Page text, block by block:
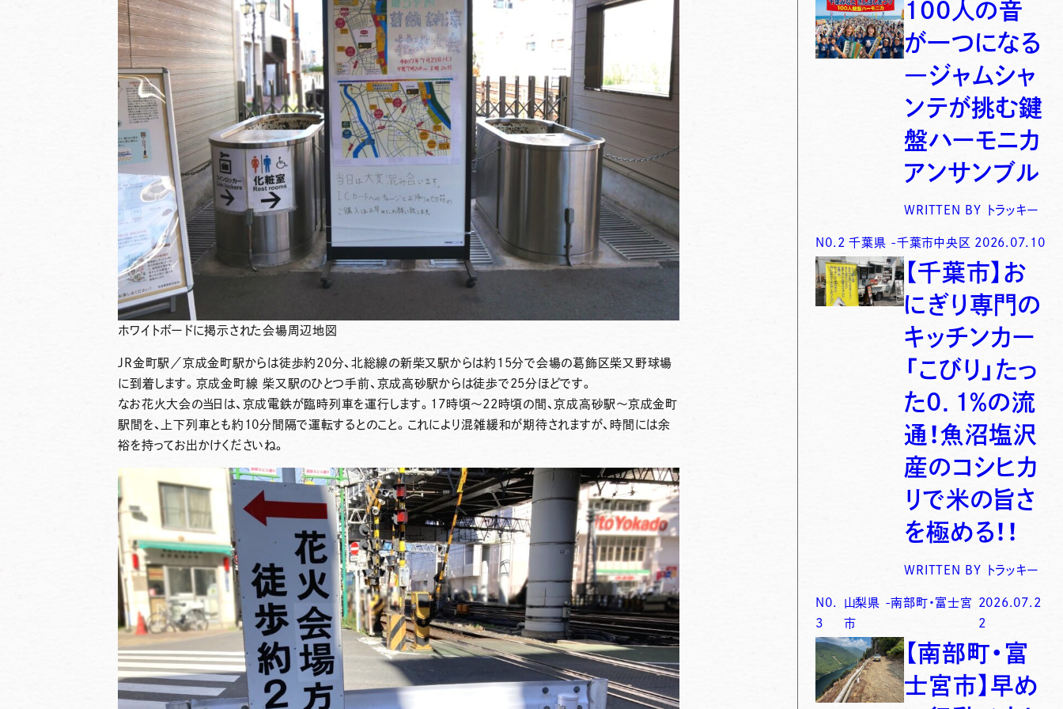
ホワイトボードに掲示された会場周辺地図
JR金町駅／京成金町駅からは徒歩約20分、 北総線の新柴又駅からは約15分で会場の葛飾区柴又野球場
に到着します。京成金町線 柴又駅のひとつ手前、 京成高砂駅からは徒歩で25分ほどです。
なお花火大会の当日は、 京成電鉄が臨時列車を運行します。17時頃～22時頃の間、京成高砂駅～京成金町
駅間を、上下列車とも約10分間隔で運転するとのこと。これにより混雑緩和が期待されますが、時間には余
裕を持ってお出かけくださいね。
100人の音
が一つになる
―ジャムシャ
ンテが挑む鍵
盤ハーモニカ
アンサンブル
WRITTEN BY トラッキー
N0. 2 千葉県 -千葉市中央区 2026.07.10
【千葉市】お
にぎり専門の
キッチンカー
「こびり」たっ
た0．1％の流
通！魚沼塩沢
産のコシヒカ
リで米の旨さ
を極める！！
WRITTEN BY トラッキー
N0.
3
山梨県 -南部町・富士宮
市
2026.07.2
2
【南部町・富
士宮市】早め